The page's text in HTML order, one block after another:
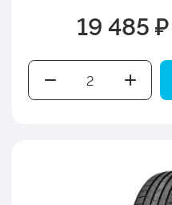
19 485 ₽